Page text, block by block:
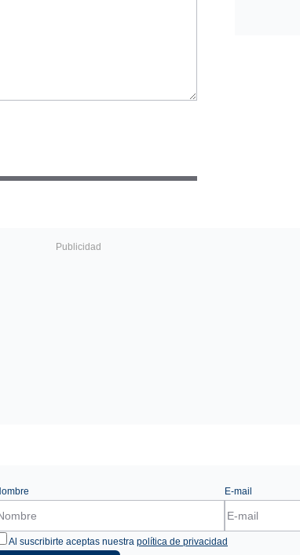
E-mail
Al suscribirte aceptas nuestra política de privacidad